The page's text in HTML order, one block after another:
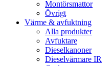
Montörsmattor
Övrigt
Värme & avfuktning
Alla produkter
Avfuktare
Dieselkanoner
Dieselvärmare IR